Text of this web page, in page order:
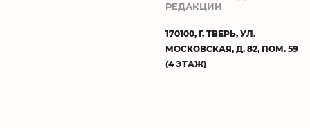
РЕДАКЦИИ
170100, Г. ТВЕРЬ, УЛ.
МОСКОВСКАЯ, Д. 82, ПОМ. 59
(4 ЭТАЖ)